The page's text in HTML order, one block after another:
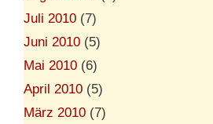
Juli 2010 (7)
Juni 2010 (5)
Mai 2010 (6)
April 2010 (5)
März 2010 (7)